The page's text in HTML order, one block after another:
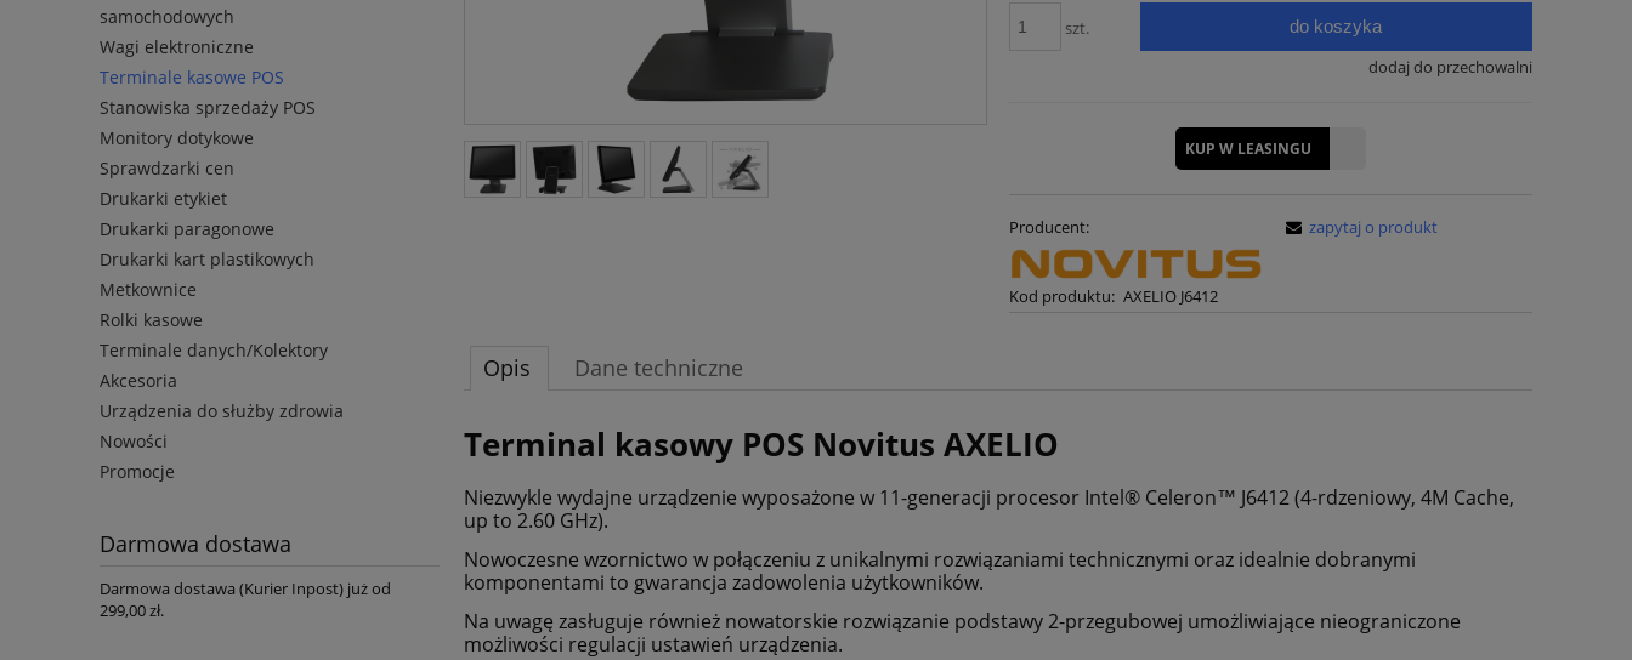
samochodowych
Wagi elektroniczne
Terminale kasowe POS
Stanowiska sprzedaży POS
Monitory dotykowe
Sprawdzarki cen
Drukarki etykiet
Drukarki paragonowe
Drukarki kart plastikowych
Metkownice
Rolki kasowe
Terminale danych/Kolektory
Akcesoria
Urządzenia do służby zdrowia
Nowości
Promocje
Darmowa dostawa
Darmowa dostawa (Kurier Inpost) już od
299,00 zł.
szt. do koszyka
dodaj do przechowalni
KUP W LEASINGU
Producent:
Kod produktu: AXELIO J6412
zapytaj o produkt
Opis Dane techniczne
Terminal kasowy POS Novitus AXELIO
Niezwykle wydajne urządzenie wyposażone w 11-generacji procesor Intel® Celeron™ J6412 (4-rdzeniowy, 4M Cache,
up to 2.60 GHz).
Nowoczesne wzornictwo w połączeniu z unikalnymi rozwiązaniami technicznymi oraz idealnie dobranymi
komponentami to gwarancja zadowolenia użytkowników.
Na uwagę zasługuje również nowatorskie rozwiązanie podstawy 2-przegubowej umożliwiające nieograniczone
możliwości regulacji ustawień urządzenia.